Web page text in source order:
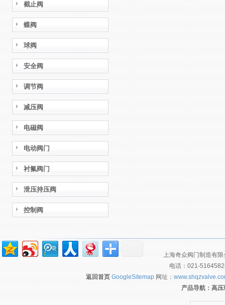
截止阀
蝶阀
球阀
安全阀
调节阀
减压阀
电磁阀
电动阀门
衬氟阀门
泄压持压阀
控制阀
上海奇众阀门制造有
电话：021-
返回首页 GoogleSitemap 网址：
产品导航： 高压